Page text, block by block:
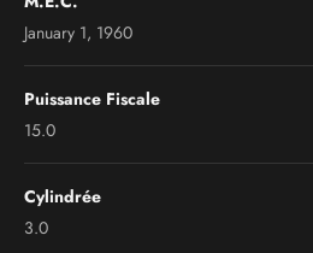
January 1, 1960
Puissance Fiscale
15.0
Cylindrée
3.0